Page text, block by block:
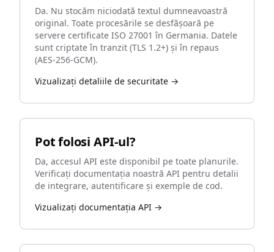
Da. Nu stocăm niciodată textul dumneavoastră
original. Toate procesările se desfășoară pe
servere certificate ISO 27001 în Germania. Datele
sunt criptate în tranzit (TLS 1.2+) și în repaus
(AES-256-GCM).
Vizualizați detaliile de securitate →
Pot folosi API-ul?
Da, accesul API este disponibil pe toate planurile.
Verificați documentația noastră API pentru detalii
de integrare, autentificare și exemple de cod.
Vizualizați documentația API →